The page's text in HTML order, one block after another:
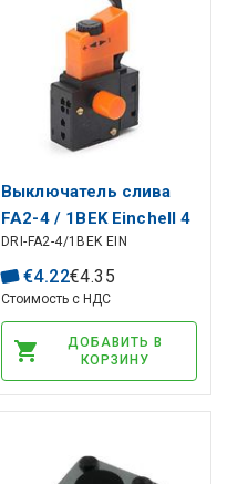
Выключатель слива
FA2-4 / 1BEK Einchell 4
{4} A 250V
DRI-FA2-4/1BEK EIN
€4.22€4.35
Стоимость с НДС
ДОБАВИТЬ В
КОРЗИНУ